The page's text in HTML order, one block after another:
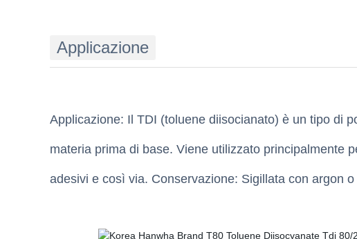
Applicazione
Applicazione: Il TDI (toluene diisocianato) è un tipo di
materia prima di base. Viene utilizzato principalmente
adesivi e così via. Conservazione: Sigillata con argon